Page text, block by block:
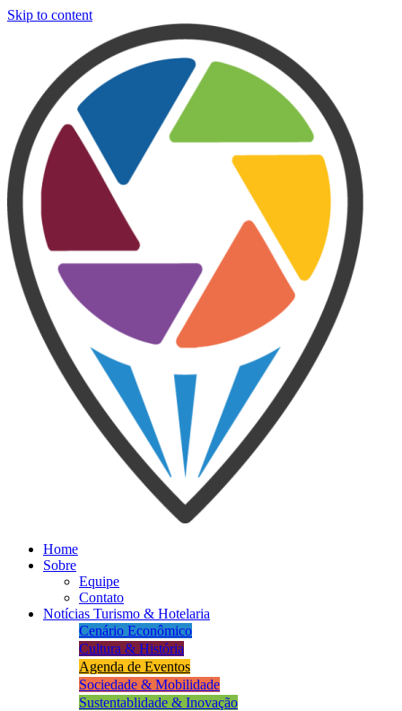
Skip to content
Home
Sobre
Equipe
Contato
Notícias Turismo & Hotelaria
Cenário Econômico
Cultura & História
Agenda de Eventos
Sociedade & Mobilidade
Sustentablidade & Inovação